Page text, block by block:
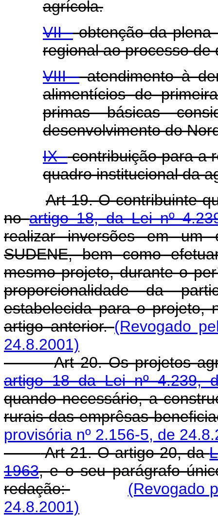
agrícola.
VII -obtenção da plena
regional ao processo de
VIII -atendimento à
alimentícios de
primas básicas
desenvolvimento do
IX -contribuição para a
quadro institucional da
Art 19. O contribuinte
noartigo 18, da Lei nº
realizar inversões em um
SUDENE, bem como
mesmo projeto, durante o
proporcionalidade da
estabelecida para o projeto,
artigo anterior.(Revogado
24.8.2001)
Art 20. Os projetos
artigo 18 da Lei nº 4.239,
quando necessário, a
rurais das emprêsas
provisória nº 2.156-5, de
Art 21. O artigo 20, da
1963, e o seu parágrafo
redação:
(Revogado
24.8.2001)